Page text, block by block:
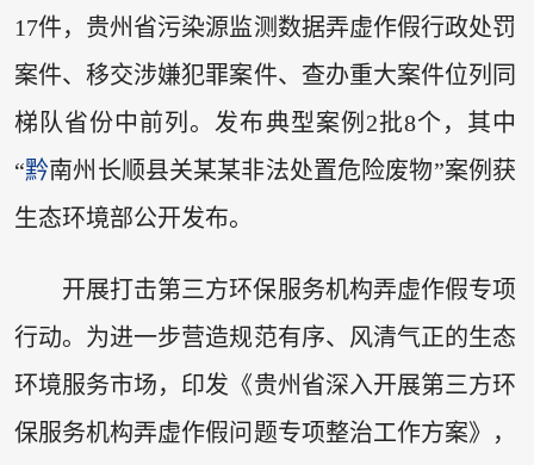
17件，贵州省污染源监测数据弄虚作假行政处罚
案件、移交涉嫌犯罪案件、查办重大案件位列同
梯队省份中前列。发布典型案例2批8个，其中
“黔南州长顺县关某某非法处置危险废物”案例获
生态环境部公开发布。
开展打击第三方环保服务机构弄虚作假专项
行动。为进一步营造规范有序、风清气正的生态
环境服务市场，印发《贵州省深入开展第三方环
保服务机构弄虚作假问题专项整治工作方案》，